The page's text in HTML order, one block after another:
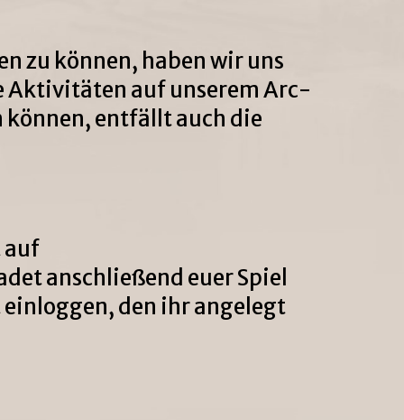
zu können, haben wir uns
Aktivitäten auf unserem Arc-
können, entfällt auch die
auf
anschließend euer Spiel
den ihr angelegt